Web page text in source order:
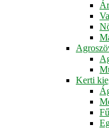
Kerti